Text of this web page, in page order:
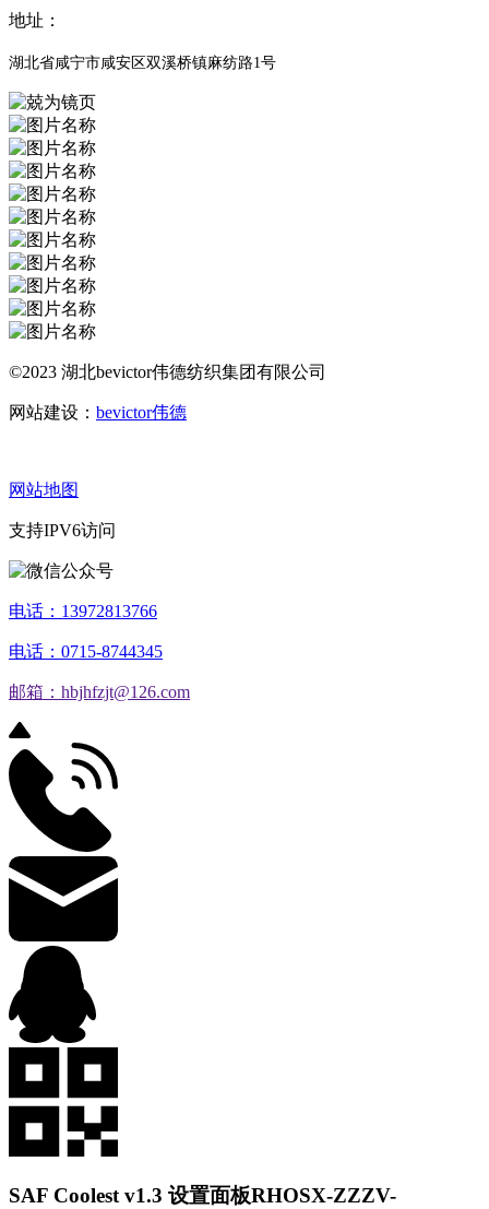
地址：
湖北省咸宁市咸安区双溪桥镇麻纺路1号
©2023 湖北bevictor伟德纺织集团有限公司
网站建设： bevictor伟德
网站地图
支持IPV6访问
电话：13972813766
电话：0715-8744345
邮箱：hbjhfzjt@126.com
SAF Coolest v1.3 设置面板RHOSX-ZZZV-